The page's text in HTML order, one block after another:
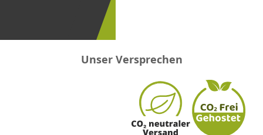
Unser Versprechen